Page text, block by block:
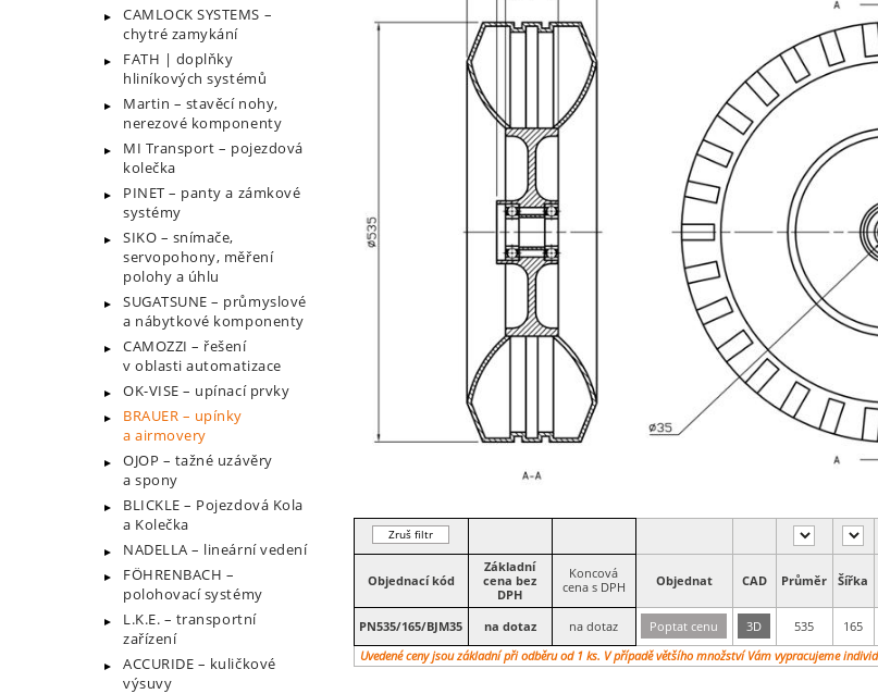
CAMLOCK SYSTEMS –
chytré zamykání
FATH | doplňky
hliníkových systémů
Martin – stavěcí nohy,
nerezové komponenty
MI Transport – pojezdová
kolečka
PINET – panty a zámkové
systémy
SIKO – snímače,
servopohony, měření
polohy a úhlu
SUGATSUNE – průmyslové
a nábytkové komponenty
CAMOZZI – řešení
v oblasti automatizace
OK-VISE – upínací prvky
BRAUER – upínky
a airmovery
OJOP – tažné uzávěry
a spony
BLICKLE – Pojezdová Kola
a Kolečka
NADELLA – lineární vedení
FÖHRENBACH –
polohovací systémy
L.K.E. – transportní
zařízení
ACCURIDE – kuličkové
výsuvy
Zruš filtr
Objednací kód
Základní
cena bez
DPH
Koncová
cena s DPH
Objednat CAD Průměr Šířka
PN535/165/BJM35 na dotaz na dotaz Poptat cenu 3D 535 165
Uvedené ceny jsou základní při odběru od 1 ks. V případě většího množství Vám vypracujeme